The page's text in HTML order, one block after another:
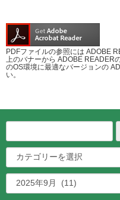
PDFファイルの参照には ADOBE
上のバナーから ADOBE READER
のOS環境に最適なバージョンの
い。